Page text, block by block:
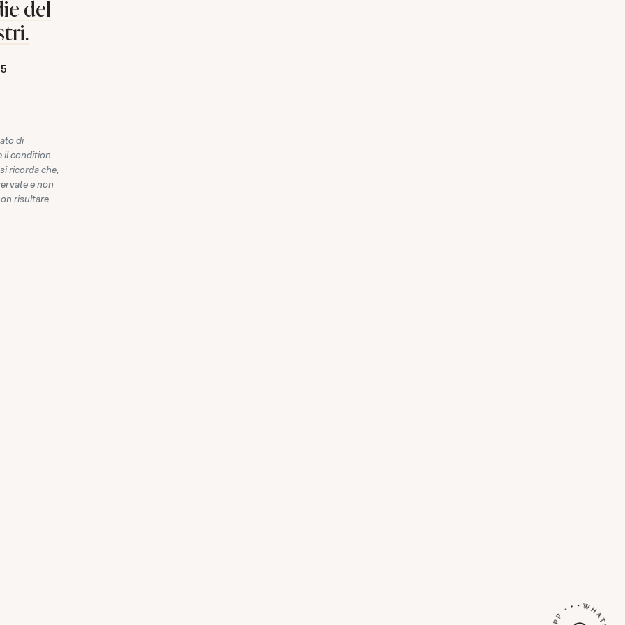
del
di
il condition
ricorda che,
e non
risultare